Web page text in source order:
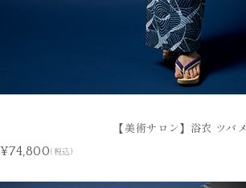
【美術サロン】浴衣 ツバメ
¥74,800(税込)